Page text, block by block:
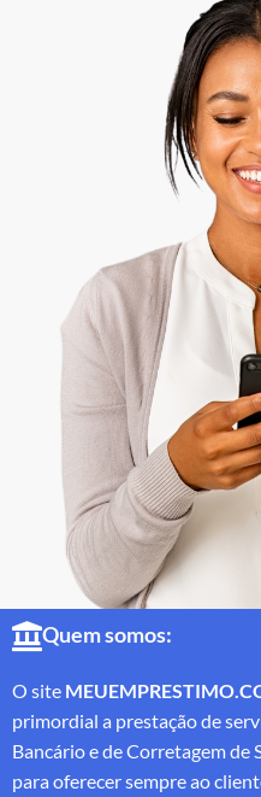
Quem somos:
O site
primordial a prestação de
Bancário e de Corretagem de
para oferecer sempre ao